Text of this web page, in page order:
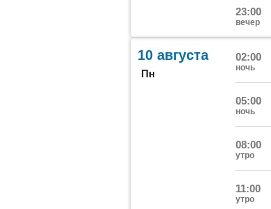
23:00
вечер
10 августа
Пн
02:00
ночь
05:00
ночь
08:00
утро
11:00
утро